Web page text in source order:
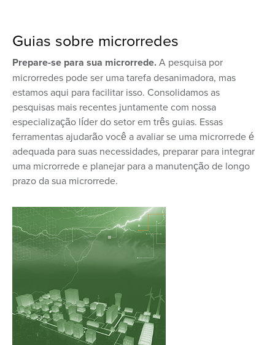
Guias sobre microrredes
Prepare-se para sua microrrede.A pesquisa por
microrredes pode ser uma tarefa desanimadora, mas
estamos aqui para facilitar isso. Consolidamos as
pesquisas mais recentes juntamente com nossa
especialização líder do setor em três guias. Essas
ferramentas ajudarão você a avaliar se uma microrrede é
adequada para suas necessidades, preparar para integrar
uma microrrede e planejar para a manutenção de longo
prazo da sua microrrede.